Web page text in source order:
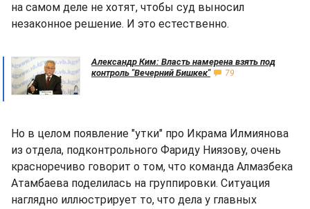
на самом деле не хотят, чтобы суд выносил
незаконное решение. И это естественно.
Александр Ким: Власть намерена взять под
контроль "Вечерний Бишкек"
79
Но в целом появление "утки" про Икрама Илмиянова
из отдела, подконтрольного Фариду Ниязову, очень
красноречиво говорит о том, что команда Алмазбека
Атамбаева поделилась на группировки. Ситуация
наглядно иллюстрирует то, что дела у главных